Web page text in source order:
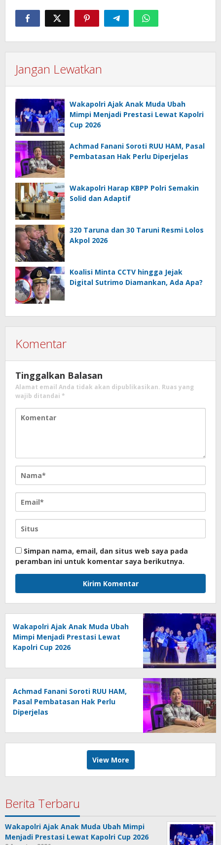
Jangan Lewatkan
Wakapolri Ajak Anak Muda Ubah
Mimpi Menjadi Prestasi Lewat Kapolri
Cup 2026
Achmad Fanani Soroti RUU HAM, Pasal
Pembatasan Hak Perlu Diperjelas
Wakapolri Harap KBPP Polri Semakin
Solid dan Adaptif
320 Taruna dan 30 Taruni Resmi Lolos
Akpol 2026
Koalisi Minta CCTV hingga Jejak
Digital Sutrimo Diamankan, Ada Apa?
Komentar
Tinggalkan Balasan
Alamat email Anda tidak akan dipublikasikan. Ruas yang
wajib ditandai *
Simpan nama, email, dan situs web saya pada
peramban ini untuk komentar saya berikutnya.
Wakapolri Ajak Anak Muda Ubah
Mimpi Menjadi Prestasi Lewat
Kapolri Cup 2026
Achmad Fanani Soroti RUU HAM,
Pasal Pembatasan Hak Perlu
Diperjelas
View More
Berita Terbaru
Wakapolri Ajak Anak Muda Ubah Mimpi
Menjadi Prestasi Lewat Kapolri Cup 2026